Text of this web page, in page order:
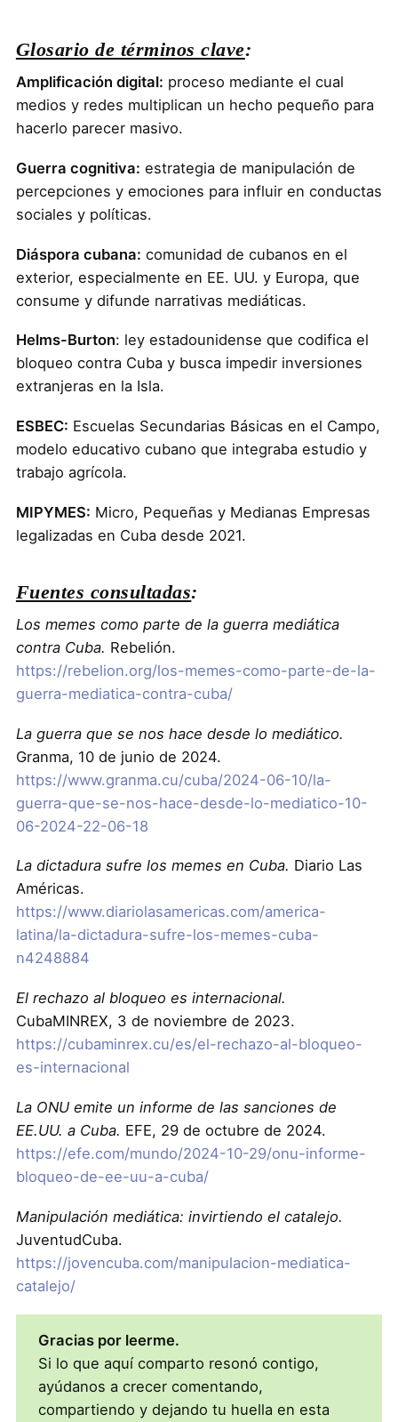
Glosario de términos clave:
Amplificación digital: proceso mediante el cual
medios y redes multiplican un hecho pequeño para
hacerlo parecer masivo.
Guerra cognitiva: estrategia de manipulación de
percepciones y emociones para influir en conductas
sociales y políticas.
Diáspora cubana: comunidad de cubanos en el
exterior, especialmente en EE. UU. y Europa, que
consume y difunde narrativas mediáticas.
Helms-Burton: ley estadounidense que codifica el
bloqueo contra Cuba y busca impedir inversiones
extranjeras en la Isla.
ESBEC: Escuelas Secundarias Básicas en el Campo,
modelo educativo cubano que integraba estudio y
trabajo agrícola.
MIPYMES: Micro, Pequeñas y Medianas Empresas
legalizadas en Cuba desde 2021.
Fuentes consultadas:
Los memes como parte de la guerra mediática
contra Cuba. Rebelión.
https://rebelion.org/los-memes-como-parte-de-la-
guerra-mediatica-contra-cuba/
La guerra que se nos hace desde lo mediático.
Granma, 10 de junio de 2024.
https://www.granma.cu/cuba/2024-06-10/la-
guerra-que-se-nos-hace-desde-lo-mediatico-10-
06-2024-22-06-18
La dictadura sufre los memes en Cuba. Diario Las
Américas.
https://www.diariolasamericas.com/america-
latina/la-dictadura-sufre-los-memes-cuba-
n4248884
El rechazo al bloqueo es internacional.
CubaMINREX, 3 de noviembre de 2023.
https://cubaminrex.cu/es/el-rechazo-al-bloqueo-
es-internacional
La ONU emite un informe de las sanciones de
EE.UU. a Cuba. EFE, 29 de octubre de 2024.
https://efe.com/mundo/2024-10-29/onu-informe-
bloqueo-de-ee-uu-a-cuba/
Manipulación mediática: invirtiendo el catalejo.
JuventudCuba.
https://jovencuba.com/manipulacion-mediatica-
catalejo/
Gracias por leerme.
Si lo que aquí comparto resonó contigo,
ayúdanos a crecer comentando,
compartiendo y dejando tu huella en esta